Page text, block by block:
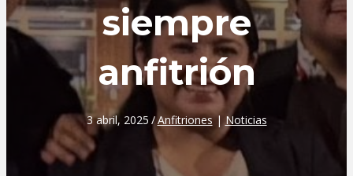
siempre
anfitrión
3 abril, 2025 /Anfitriones|Noticias